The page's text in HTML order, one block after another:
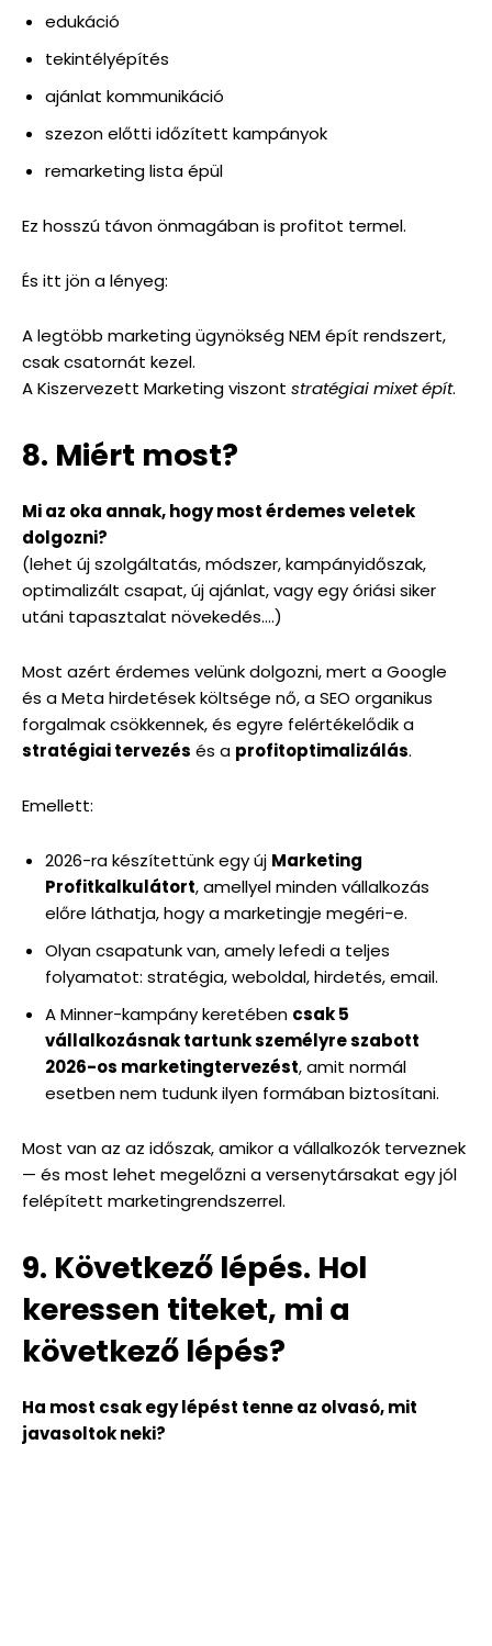
edukáció
tekintélyépítés
ajánlat kommunikáció
szezon előtti időzített kampányok
remarketing lista épül
Ez hosszú távon önmagában is profitot termel.
És itt jön a lényeg:
A legtöbb marketing ügynökség NEM épít rendszert,
csak csatornát kezel.
A Kiszervezett Marketing viszont stratégiai mixet épít.
8. Miért most?
Mi az oka annak, hogy most érdemes veletek
dolgozni?
(lehet új szolgáltatás, módszer, kampányidőszak,
optimalizált csapat, új ajánlat, vagy egy óriási siker
utáni tapasztalat növekedés….)
Most azért érdemes velünk dolgozni, mert a Google
és a Meta hirdetések költsége nő, a SEO organikus
forgalmak csökkennek, és egyre felértékelődik a
stratégiai tervezés és a profitoptimalizálás.
Emellett:
2026-ra készítettünk egy új Marketing
Profitkalkulátort, amellyel minden vállalkozás
előre láthatja, hogy a marketingje megéri-e.
Olyan csapatunk van, amely lefedi a teljes
folyamatot: stratégia, weboldal, hirdetés, email.
A Minner-kampány keretében csak 5
vállalkozásnak tartunk személyre szabott
2026-os marketingtervezést, amit normál
esetben nem tudunk ilyen formában biztosítani.
Most van az az időszak, amikor a vállalkozók terveznek
— és most lehet megelőzni a versenytársakat egy jól
felépített marketingrendszerrel.
9. Következő lépés. Hol
keressen titeket, mi a
következő lépés?
Ha most csak egy lépést tenne az olvasó, mit
javasoltok neki?